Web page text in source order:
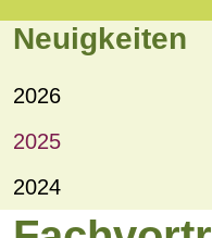
Neuigkeiten
2026
2025
2024